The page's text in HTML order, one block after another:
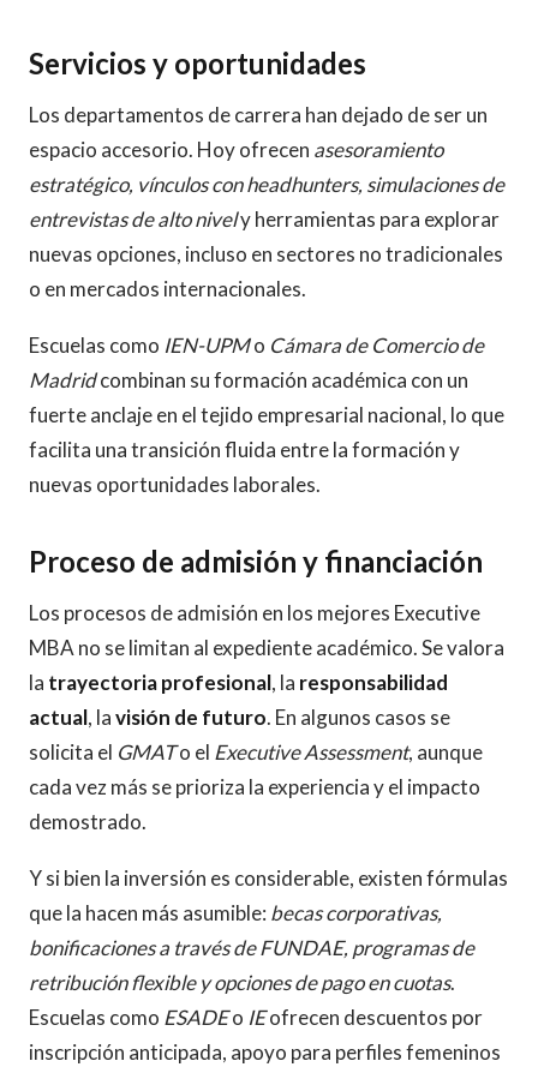
Servicios y oportunidades
Los departamentos de carrera han dejado de ser un
espacio accesorio. Hoy ofrecen asesoramiento
estratégico, vínculos con headhunters, simulaciones de
entrevistas de alto nively herramientas para explorar
nuevas opciones, incluso en sectores no tradicionales
o en mercados internacionales.
Escuelas como IEN-UPMo Cámara de Comercio de
Madridcombinan su formación académica con un
fuerte anclaje en el tejido empresarial nacional, lo que
facilita una transición fluida entre la formación y
nuevas oportunidades laborales.
Proceso de admisión y financiación
Los procesos de admisión en los mejores Executive
MBA no se limitan al expediente académico. Se valora
la trayectoria profesional, la responsabilidad
actual, lavisión de futuro. En algunos casos se
solicita el GMATo el Executive Assessment, aunque
cada vez más se prioriza la experiencia y el impacto
demostrado.
Y si bien la inversión es considerable, existen fórmulas
que la hacen más asumible: becas corporativas,
bonificaciones a través de FUNDAE, programas de
retribución flexible y opciones de pago en cuotas.
Escuelas como ESADEo IEofrecen descuentos por
inscripción anticipada, apoyo para perfiles femeninos